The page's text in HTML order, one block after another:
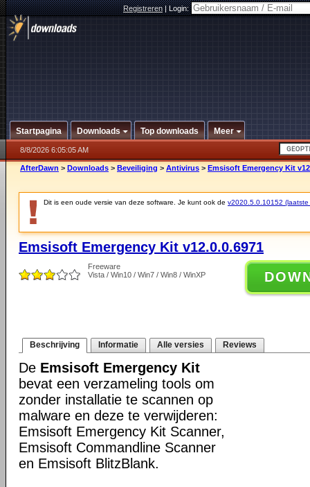
Registreren|Login:
Startpagina Downloads Top downloads Meer
8/8/2026 6:05:05 AM
AfterDawn > Downloads > Beveiliging > Antivirus > Emsisoft Emergency Kit
Dit is een oude versie van deze software. Je kunt ook de v2020.5.0.10152 (laatste
Emsisoft Emergency Kit v12.0.0.6971
Freeware
Vista / Win10 / Win7 / Win8 / WinXP
Beschrijving Informatie Alle versies Reviews
De Emsisoft Emergency Kit
bevat een verzameling tools om
zonder installatie te scannen op
malware en deze te verwijderen:
Emsisoft Emergency Kit Scanner,
Emsisoft Commandline Scanner
en Emsisoft BlitzBlank.